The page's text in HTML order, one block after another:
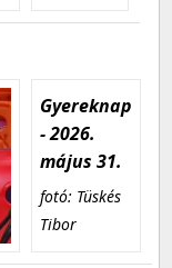
Gyereknap
- 2026.
május 31.
fotó: Tüskés
Tibor